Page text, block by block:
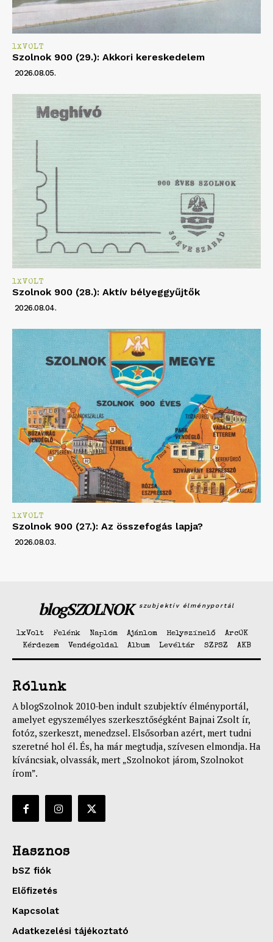
1XVOLT
Szolnok 900 (29.): Akkori kereskedelem
2026.08.05.
1XVOLT
Szolnok 900 (28.): Aktív bélyeggyűjtők
2026.08.04.
1XVOLT
Szolnok 900 (27.): Az összefogás lapja?
2026.08.03.
blogSZOLNOK szubjektív élményportál
1xVolt Felénk Naplóm Ajánlom Helyszínelő
ArcOK
Kérdezem
Vendégoldal Album Levéltár SZPSZ AKB
Rólunk
A blogSzolnok 2010-ben indult szubjektív élményportál,
amelyet egyszemélyes szerkesztőségként Bajnai Zsolt ír,
fotóz, szerkeszt, menedzsel. Elsősorban azért, mert tudni
szeretné hol él. És, ha már megtudja, szívesen elmondja. Ha
kíváncsiak, olvassák, mert „Szolnokot járom, Szolnokot
írom”.
Hasznos
bSZ fiók
Előfizetés
Kapcsolat
Adatkezelési tájékoztató